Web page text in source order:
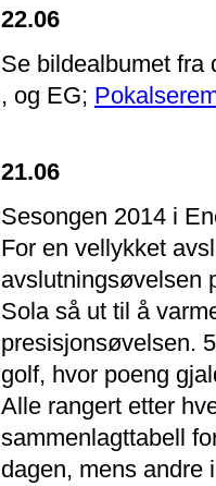
22.06
Se bildealbumet
, og EG;
21.06
Sesongen 2014 i
For en vellykket
avslutningsøvelsen
Sola så ut til å
presisjonsøvelsen.
golf, hvor poeng
Alle rangert etter
sammenlagttabell
dagen, mens andre